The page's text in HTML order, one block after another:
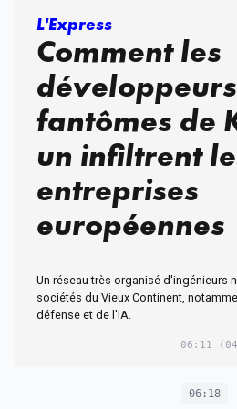
L'Express
Comment les
développeurs
fantômes de
un infiltrent
entreprises
européennes
Un réseau très organisé d'ingénieurs
sociétés du Vieux Continent,
défense et de l'IA.
06:11
06:18